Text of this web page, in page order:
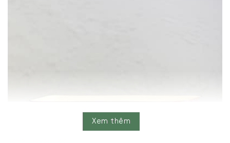
Xem thêm